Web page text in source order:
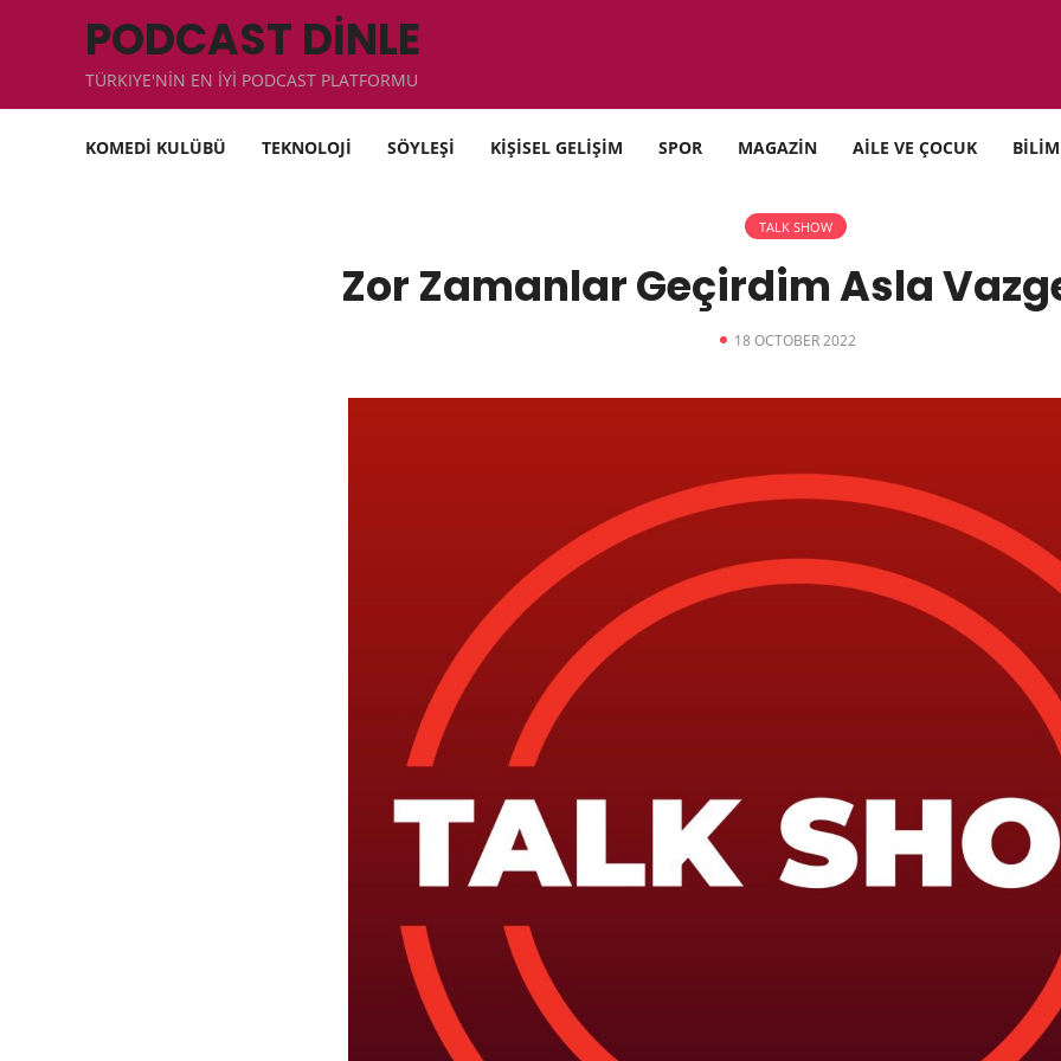
PODCAST DİNLE
TÜRKIYE'NİN EN İYİ PODCAST PLATFORMU
KOMEDİ KULÜBÜ TEKNOLOJİ SÖYLEŞİ KİŞİSEL GELİŞİM SPOR MAGAZİN AİLE VE ÇOCUK BİLİM
TALK SHOW
Zor Zamanlar Geçirdim Asla
18 OCTOBER 2022